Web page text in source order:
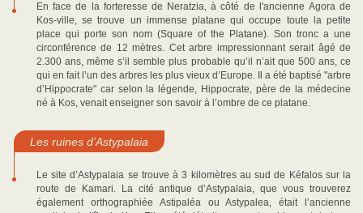
En face de la forteresse de Neratzia, à côté de l'ancienne Αgora de
Kos-ville, se trouve un immense platane qui occupe toute la petite
place qui porte son nom (Square of the Platane). Son tronc a une
circonférence de 12 mètres. Cet arbre impressionnant serait âgé de
2.300 ans, même s’il semble plus probable qu’il n’ait que 500 ans, ce
qui en fait l’un des arbres les plus vieux d’Europe. Il a été baptisé "arbre
d’Hippocrate" car selon la légende, Hippocrate, père de la médecine
né à Kos, venait enseigner son savoir à l’ombre de ce platane.
Les ruines d’Astypalaia
Le site d’Astypalaia se trouve à 3 kilomètres au sud de Kéfalos sur la
route de Kamari. La cité antique d’Astypalaia, que vous trouverez
également orthographiée Astipaléa ou Astypalea, était l’ancienne